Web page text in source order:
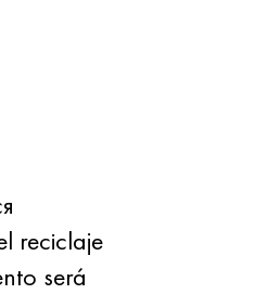
reciclaje
será